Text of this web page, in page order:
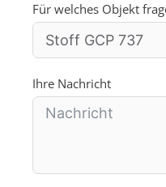
t
a
t
s
+
1
Für welches Objekt
Ihre Nachricht